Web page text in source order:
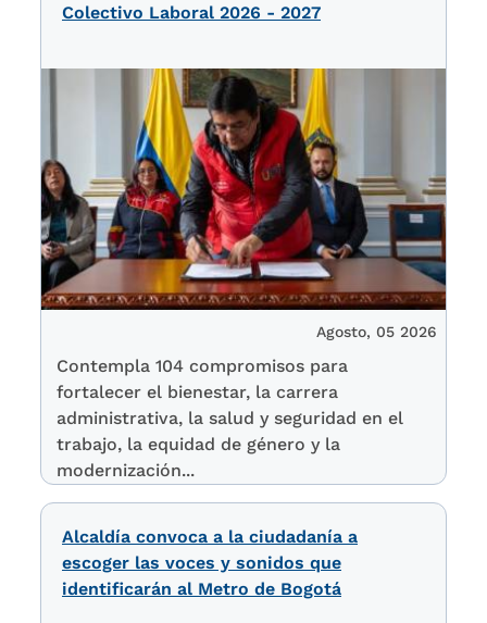
Colectivo Laboral 2026 - 2027
Agosto, 05 2026
Contempla 104 compromisos para
fortalecer el bienestar, la carrera
administrativa, la salud y seguridad en el
trabajo, la equidad de género y la
modernización...
Alcaldía convoca a la ciudadanía a
escoger las voces y sonidos que
identificarán al Metro de Bogotá